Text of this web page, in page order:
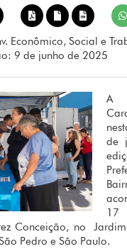
Econômico, Social e
9 de junho de 2025
A
de
17
Conceição, no
Pedro e São Paulo.